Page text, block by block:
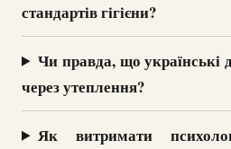
стандартів гігієни?
Чи правда, що українські
через утеплення?
Як витримати